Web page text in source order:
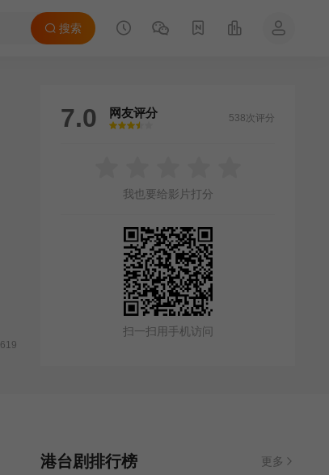
搜索
619
7.0 网友评分
很差
较差还行推荐力荐
538次评分
我也要给影片打分
扫一扫用手机访问
港台剧排行榜 更多